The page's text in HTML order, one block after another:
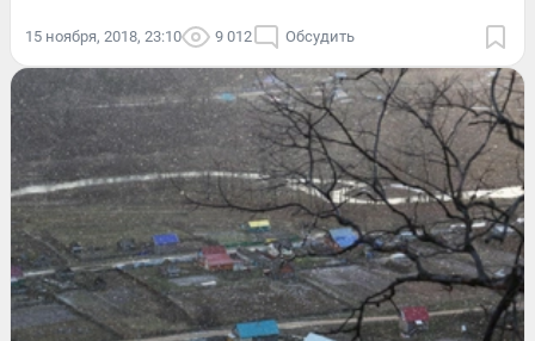
15 ноября, 2018, 23:10 9 012 Обсудить